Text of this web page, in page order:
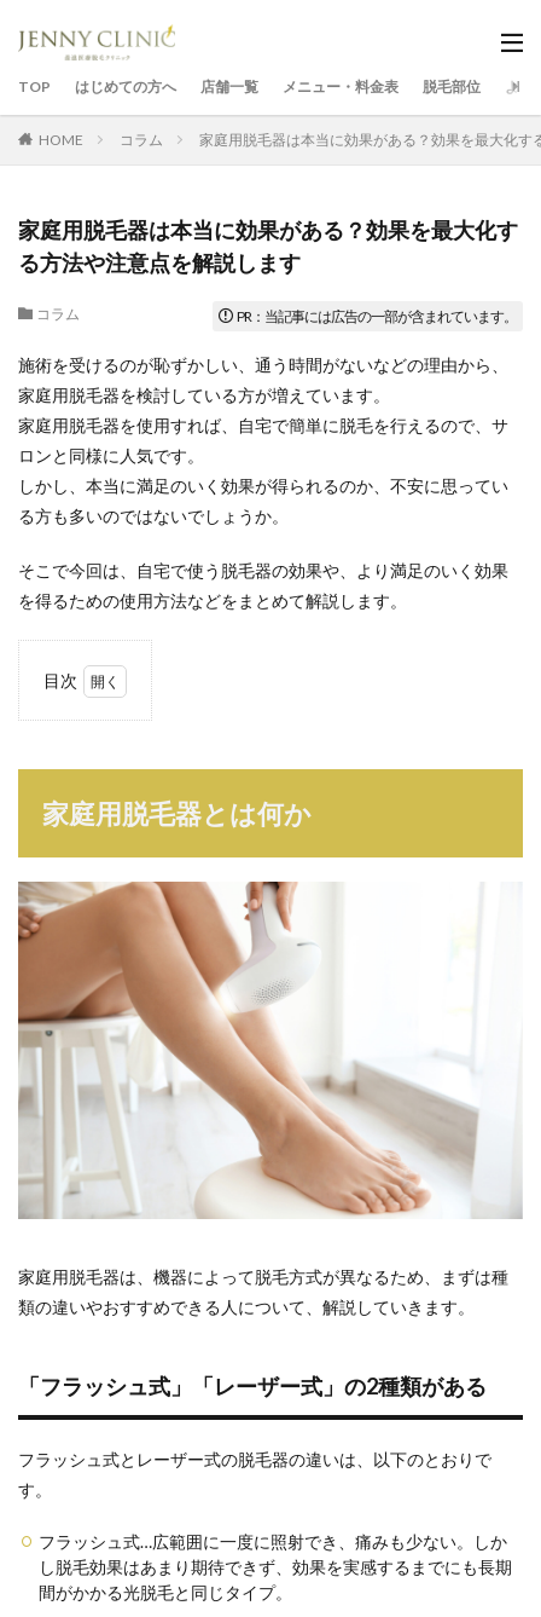
TOP はじめての方へ 店舗一覧 メニュー・料金表 脱毛部位 よく
HOME コラム 家庭用脱毛器は本当に効果がある？効果を最大化す
家庭用脱毛器は本当に効果がある？効果を最大化す
る方法や注意点を解説します
コラム
施術を受けるのが恥ずかしい、通う時間がないなどの理由から、
家庭用脱毛器を検討している方が増えています。
家庭用脱毛器を使用すれば、自宅で簡単に脱毛を行えるので、サ
ロンと同様に人気です。
しかし、本当に満足のいく効果が得られるのか、不安に思ってい
る方も多いのではないでしょうか。
そこで今回は、自宅で使う脱毛器の効果や、より満足のいく効果
を得るための使用方法などをまとめて解説します。
目次
とは
何か
1.1
「フ
ラッ
ーザ
ー
の2種
類が
ある
家庭
用脱
めで
きる
人
家庭
用脱
毛器
ぶ際
きポ
イン
ト
家庭用脱毛器とは何か
家庭用脱毛器は、機器によって脱毛方式が異なるため、まずは種
類の違いやおすすめできる人について、解説していきます。
「フラッシュ式」「レーザー式」の2種類がある
フラッシュ式とレーザー式の脱毛器の違いは、以下のとおりで
す。
フラッシュ式…広範囲に一度に照射でき、痛みも少ない。しか
し脱毛効果はあまり期待できず、効果を実感するまでにも長期
間がかかる光脱毛と同じタイプ。